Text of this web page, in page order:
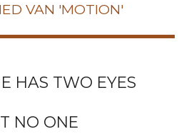
VAN 'MOTION'
HAS TWO EYES
NO ONE